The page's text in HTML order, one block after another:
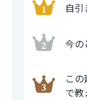
自
今の
こ
で教